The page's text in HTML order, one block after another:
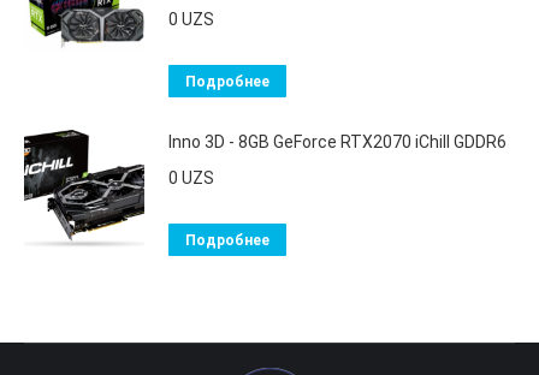
0 UZS
Подробнее
Inno 3D - 8GB GeForce RTX2070 iChill GDDR6
0 UZS
Подробнее